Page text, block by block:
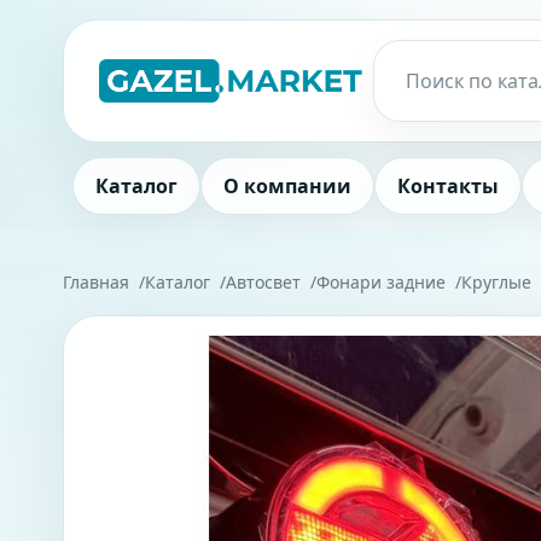
Каталог О компании Контакты
Главная Каталог Автосвет Фонари задние Круглые